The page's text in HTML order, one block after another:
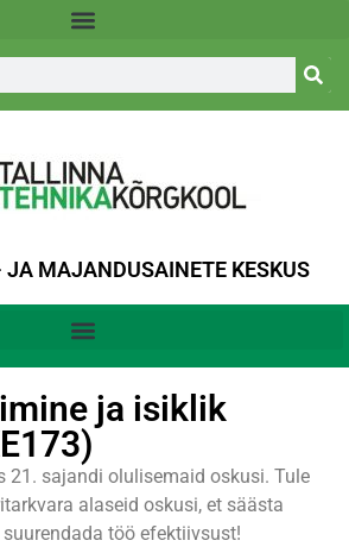
MAJANDUSAINETE KESKUS
ja isiklik
21. sajandi olulisemaid oskusi. Tule
alaseid oskusi, et säästa
töö efektiivsust!